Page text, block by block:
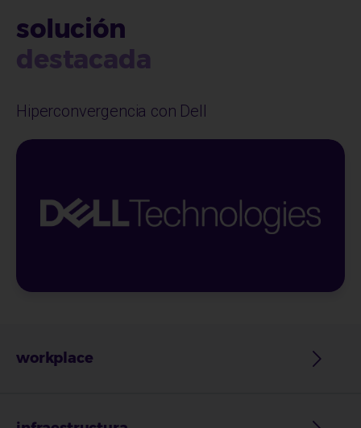
solución
destacada
Hiperconvergencia con Dell
workplace